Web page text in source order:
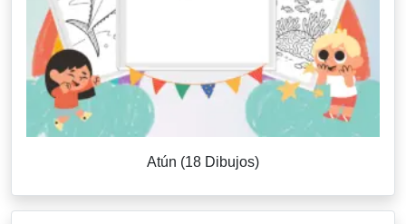
Atún (18 Dibujos)